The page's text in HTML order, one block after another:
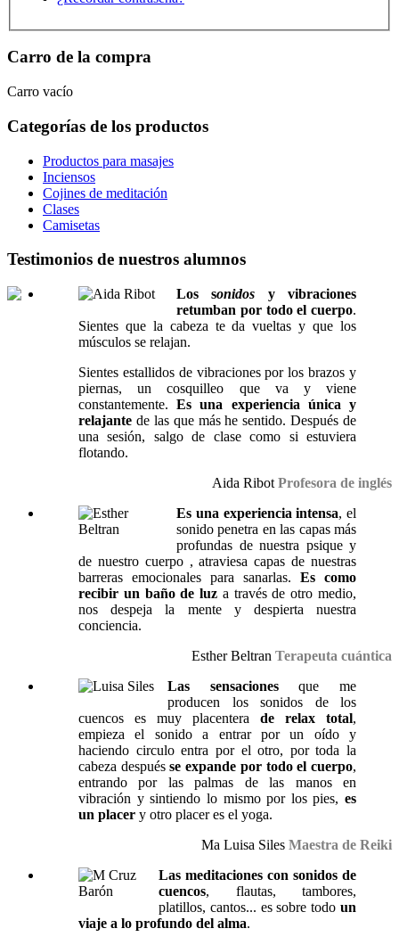
Carro de la compra
Carro vacío
Categorías de los productos
Productos para masajes
Inciensos
Cojines de meditación
Clases
Camisetas
Testimonios de nuestros alumnos
Los sonidos y vibraciones
retumban por todo el cuerpo.
Sientes que la cabeza te da vueltas y que los
músculos se relajan.
Sientes estallidos de vibraciones por los brazos y
piernas, un cosquilleo que va y viene
constantemente.Es una experiencia única y
relajante de las que más he sentido. Después de
una sesión, salgo de clase como si estuviera
flotando.
Aida Ribot Profesora de inglés
Es una experiencia intensa, el
sonido penetra en las capas más
profundas de nuestra psique y
de nuestro cuerpo , atraviesa capas de nuestras
barreras emocionales para sanarlas. Es como
recibir un baño de luz a través de otro medio,
nos despeja la mente y despierta nuestra
conciencia.
Esther Beltran Terapeuta cuántica
Las sensacionesque me
producen los sonidos de los
cuencos es muy placentera de relax total,
empieza el sonido a entrar por un oído y
haciendo circulo entra por el otro, por toda la
cabeza despuésse expande por todo el cuerpo,
entrando por las palmas de las manos en
vibración y sintiendo lo mismo por los pies, es
un placer y otro placer es el yoga.
Ma Luisa Siles Maestra de Reiki
Las meditaciones con sonidos de
cuencos, flautas, tambores,
platillos, cantos... es sobre todo un
viaje a lo profundo del alma.